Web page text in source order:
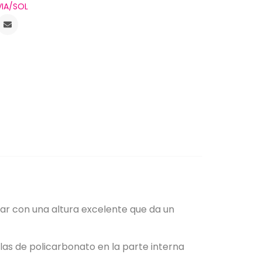
SOL
con una altura excelente que da un
de policarbonato en la parte interna